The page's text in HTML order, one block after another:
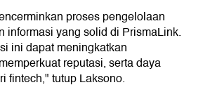
proses pengelolaan
informasi yang solid di PrismaLink.
ini dapat meningkatkan
reputasi, serta daya
fintech," tutup Laksono.